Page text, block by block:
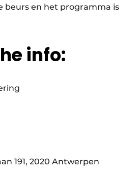
beurs en het programma is
info:
191, 2020 Antwerpen